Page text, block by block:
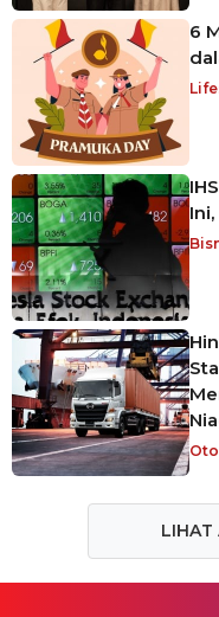
6
LIHAT